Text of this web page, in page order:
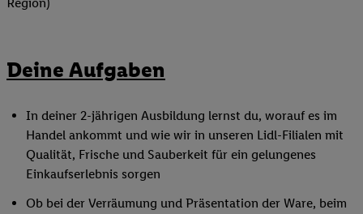
Deine Aufgaben
In deiner 2-jährigen Ausbildung lernst du, worauf es im
Handel ankommt und wie wir in unseren Lidl-Filialen mit
Qualität, Frische und Sauberkeit für ein gelungenes
Einkaufserlebnis sorgen
Ob bei der Verräumung und Präsentation der Ware, beim